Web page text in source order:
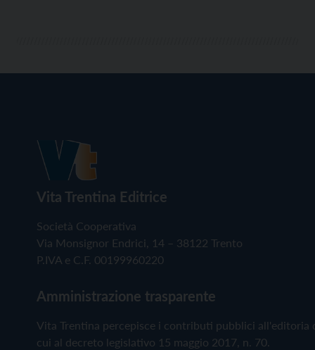
Vita Trentina Editrice
Società Cooperativa
Via Monsignor Endrici, 14 – 38122 Trento
P.IVA e C.F. 00199960220
Amministrazione trasparente
Vita Trentina percepisce i contributi pubblici all'editoria
cui al decreto legislativo 15 maggio 2017, n. 70.